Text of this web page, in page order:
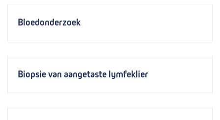
Bloedonderzoek
Biopsie van aangetaste lymfeklier